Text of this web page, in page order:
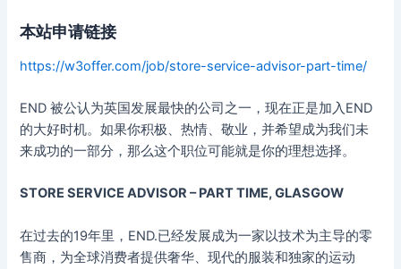
本站申请链接
https://w3offer.com/job/store-service-advisor-part-time/
END 被公认为英国发展最快的公司之一，现在正是加入END
的大好时机。如果你积极、热情、敬业，并希望成为我们未
来成功的一部分，那么这个职位可能就是你的理想选择。
STORE SERVICE ADVISOR – PART TIME, GLASGOW
在过去的19年里，END.已经发展成为一家以技术为主导的零
售商，为全球消费者提供奢华、现代的服装和独家的运动